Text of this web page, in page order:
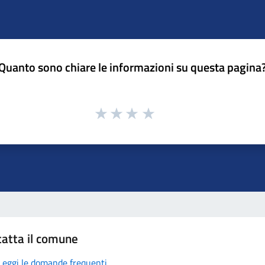
sono chiare le informazioni su questa
il comune